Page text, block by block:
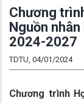
Chương
Nguồn
2024-2027
TDTU, 04/01/2024
Chương trình